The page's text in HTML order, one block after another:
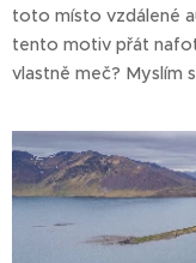
toto místo vzdálené
tento motiv přát
vlastně meč? Myslím